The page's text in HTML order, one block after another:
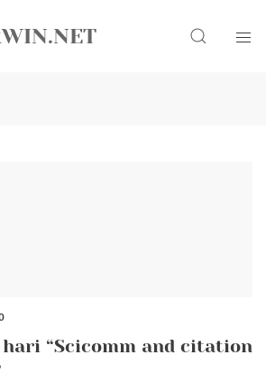
Search
hari “Scicomm and citation